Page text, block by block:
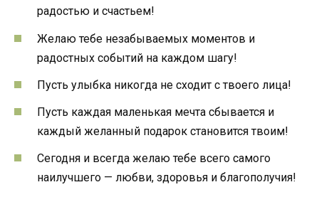
радостью и счастьем!
Желаю тебе незабываемых моментов и
радостных событий на каждом шагу!
Пусть улыбка никогда не сходит с твоего лица!
Пусть каждая маленькая мечта сбывается и
каждый желанный подарок становится твоим!
Сегодня и всегда желаю тебе всего самого
наилучшего — любви, здоровья и благополучия!